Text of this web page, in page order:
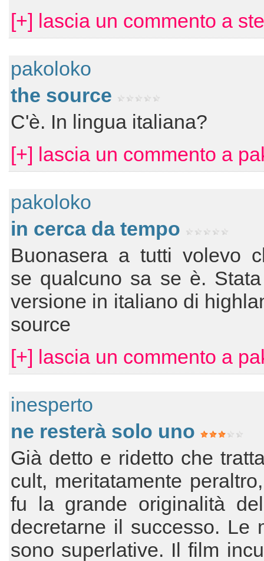
[+] lascia un commento a
pakoloko
the source
C'è. In lingua italiana?
[+] lascia un commento a
pakoloko
in cerca da tempo
Buonasera a tutti volevo
se qualcuno sa se è.
versione in italiano di
source
[+] lascia un commento a
inesperto
ne resterà solo uno
Già detto e ridetto che
cult, meritatamente
fu la grande originalità
decretarne il successo. Le
sono superlative. Il film